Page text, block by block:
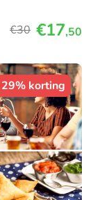
€30 €17,50
29% korting